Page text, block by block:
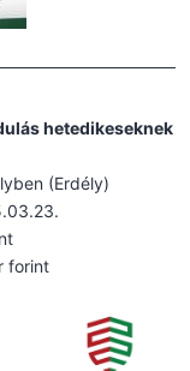
hetedikeseknek
(Erdély)
forint